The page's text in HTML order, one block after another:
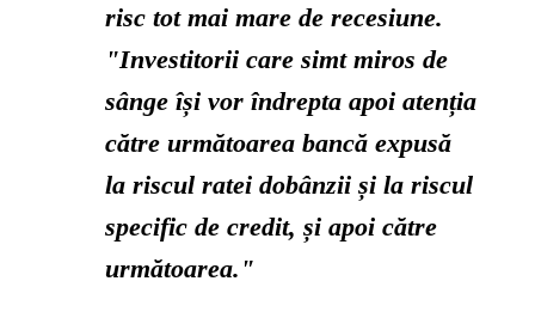
risc tot mai mare de recesiune.
"Investitorii care simt miros de
sânge își vor îndrepta apoi atenția
către următoarea bancă expusă
la riscul ratei dobânzii și la riscul
specific de credit, și apoi către
următoarea."